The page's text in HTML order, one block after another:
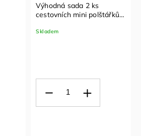
Výhodná sada 2 ks
cestovních mini polštářků
Skladem